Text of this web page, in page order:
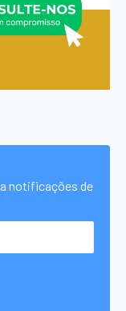
notificações de